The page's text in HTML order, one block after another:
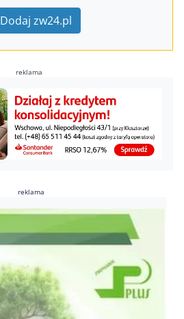
Dodaj zw24.pl
reklama
reklama